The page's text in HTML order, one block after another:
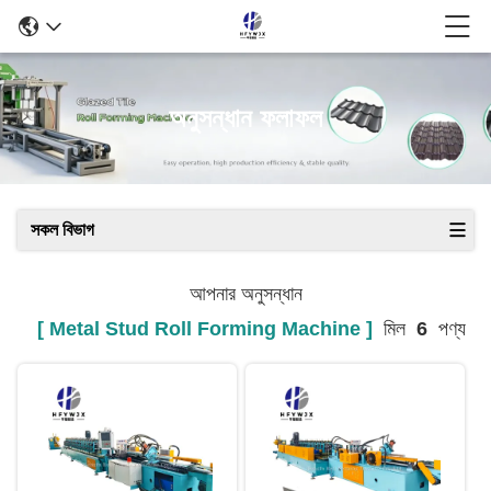
অনুসন্ধান ফলাফল
সকল বিভাগ
আপনার অনুসন্ধান
[ Metal Stud Roll Forming Machine ]
মিল 6পণ্য